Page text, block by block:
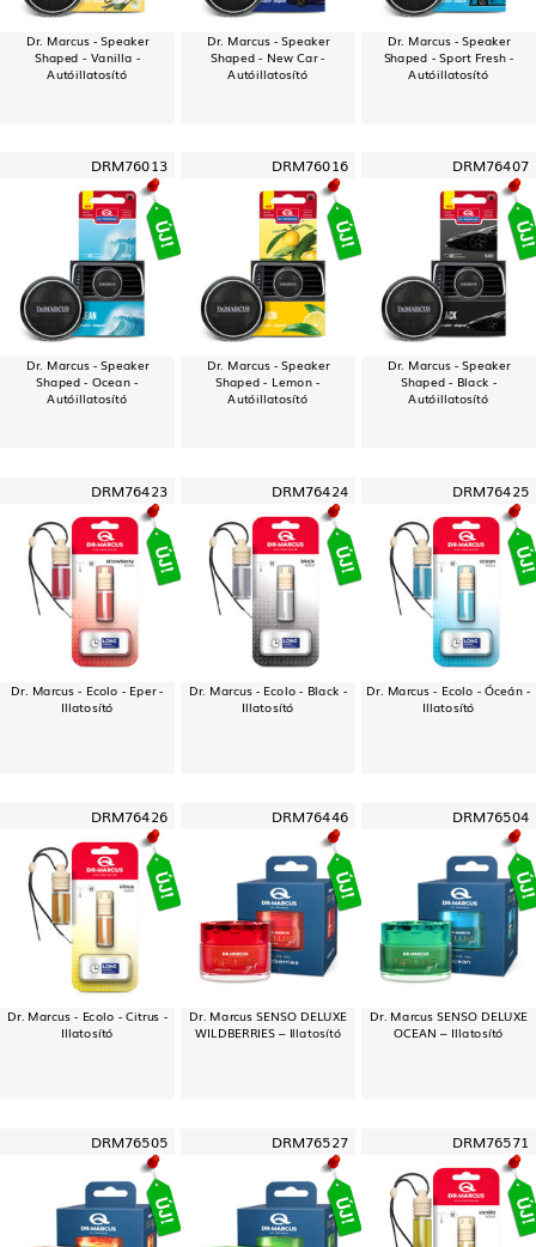
Dr. Marcus - Speaker
Shaped - Vanilla -
Autóillatosító
Dr. Marcus - Speaker
Shaped - New Car -
Autóillatosító
Dr. Marcus - Speaker
Shaped - Sport Fresh -
Autóillatosító
DRM76013
Dr. Marcus - Speaker
Shaped - Ocean -
Autóillatosító
DRM76016
Dr. Marcus - Speaker
Shaped - Lemon -
Autóillatosító
DRM76407
Dr. Marcus - Speaker
Shaped - Black -
Autóillatosító
DRM76423
Dr. Marcus - Ecolo - Eper -
Illatosító
DRM76424
Dr. Marcus - Ecolo - Black -
Illatosító
DRM76425
Dr. Marcus - Ecolo - Óceán -
Illatosító
DRM76426
Dr. Marcus - Ecolo - Citrus -
Illatosító
DRM76446
Dr. Marcus SENSO DELUXE
WILDBERRIES – Illatosító
DRM76504
Dr. Marcus SENSO DELUXE
OCEAN – Illatosító
DRM76505 DRM76527 DRM76571